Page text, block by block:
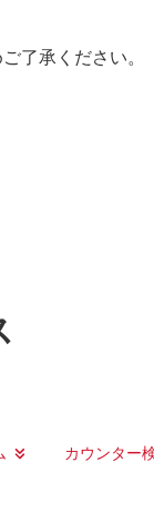
了承ください。
カウンター